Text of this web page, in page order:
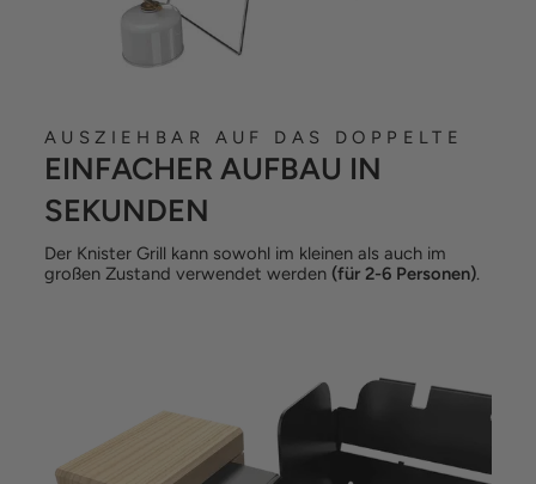
AUSZIEHBAR AUF DAS DOPPELTE
EINFACHER AUFBAU IN
SEKUNDEN
Der Knister Grill kann sowohl im kleinen als auch im
großen Zustand verwendet werden (für 2-6 Personen).